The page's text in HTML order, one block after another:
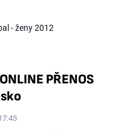
- ženy 2012
PŘENOS